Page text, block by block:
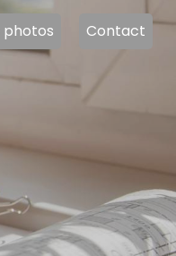
photos Contact